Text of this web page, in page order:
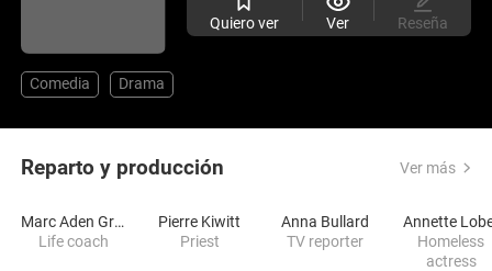
Quiero ver Ver Reseña
Comedia Drama
Reparto y producción Ver más
Marc Aden Gray
Life coach
Pierre Kiwitt
Priest
Anna Bullard
TV reporter
Annette
Homeless
actress